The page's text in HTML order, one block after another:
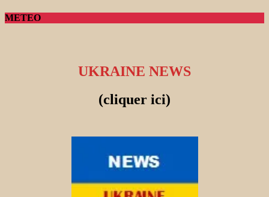
METEO
UKRAINE NEWS
(cliquer ici)